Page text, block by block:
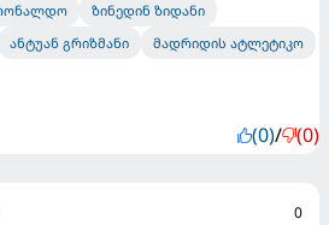
ზინედინ ზიდანი
ანტუან გრიზმანი
მადრიდის ატლეტიკო
(0)/ (0)
0